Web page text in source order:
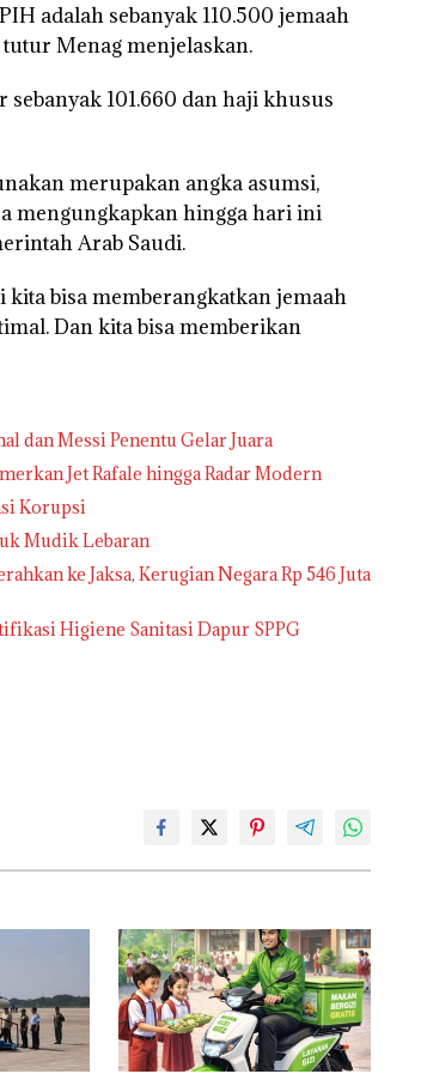
adalah sebanyak 110.500 jemaah
tutur Menag menjelaskan.
101.660 dan haji khusus
merupakan angka asumsi,
mengungkapkan hingga hari ini
Arab Saudi.
bisa memberangkatkan jemaah
Dan kita bisa memberikan
dan Messi Penentu Gelar Juara
Jet Rafale hingga Radar Modern
Korupsi
Mudik Lebaran
ke Jaksa, Kerugian Negara Rp 546 Juta
Higiene Sanitasi Dapur SPPG